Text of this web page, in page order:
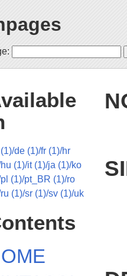
(1)/de (1)/fr (1)/hr
(1)/it (1)/ja (1)/ko
(1)/pt_BR (1)/ro
(1)/sr (1)/sv (1)/uk